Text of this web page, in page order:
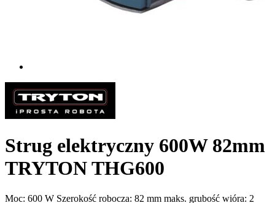
Strug elektryczny 600W 82mm
TRYTON THG600
Moc: 600 W Szerokość robocza: 82 mm maks. grubość wióra: 2